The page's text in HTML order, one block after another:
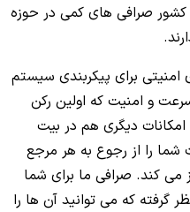
صرافی های کمی در حوزه
امنیتی برای پیکربندی سیستم
و امنیت که اولین رکن
دیگری هم در بیت
شما را از رجوع به هر مرجع
می کند. صرافی ما برای شما
گرفته که می توانید آن ها را